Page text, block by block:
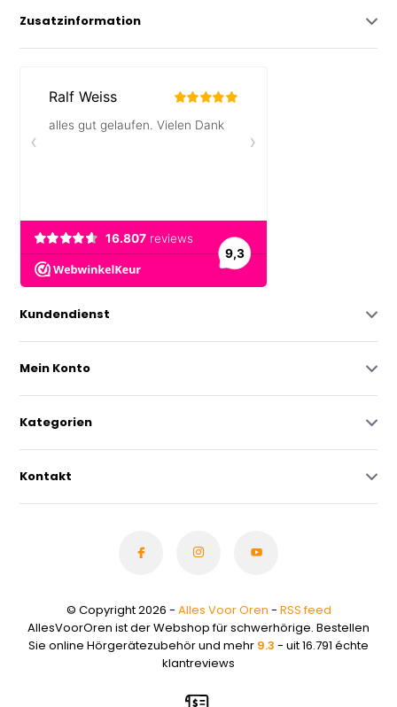
Zusatzinformation
Kundendienst
Mein Konto
Kategorien
Kontakt
© Copyright 2026 - Alles Voor Oren - RSS feed
AllesVoorOren ist der Webshop für schwerhörige. Bestellen
Sie online Hörgerätezubehör und mehr 9.3 - uit 16.791 échte
klantreviews